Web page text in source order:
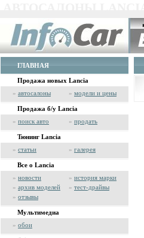
ГЛАВНАЯ
Продажа новых Lancia
» автосалоны » модели и цены
Продажа б/у Lancia
» поиск авто » продать
Тюнинг Lancia
» статьи » галерея
Все о Lancia
» новости » история марки
» архив моделей » тест-драйвы
» отзывы
Мультимедиа
» обои